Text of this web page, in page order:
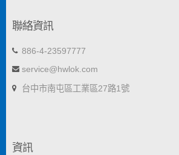
聯絡資訊
886-4-23597777
service@hwlok.com
台中市南屯區工業區27路1號
資訊